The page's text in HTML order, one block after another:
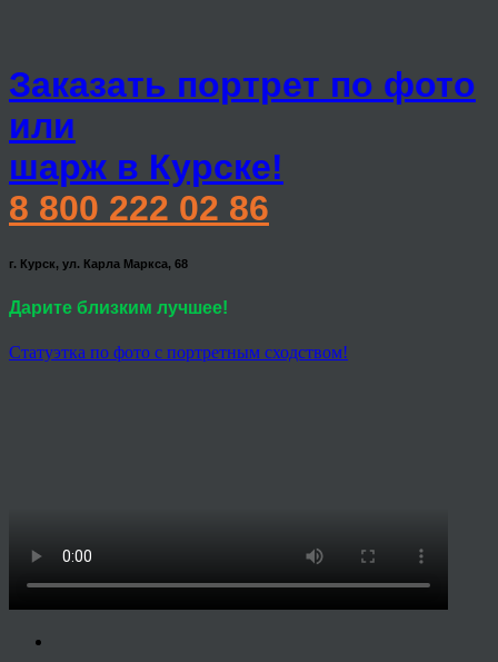
Заказать портрет по фото
или
шарж в Курске!
8 800 222 02 86
г. Курск, ул. Карла Маркса, 68
Дарите близким лучшее!
Статуэтка по фото с портретным сходством!